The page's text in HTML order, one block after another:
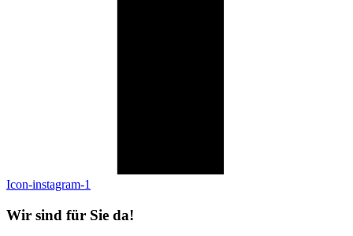
Icon-instagram-1
Wir sind für Sie da!